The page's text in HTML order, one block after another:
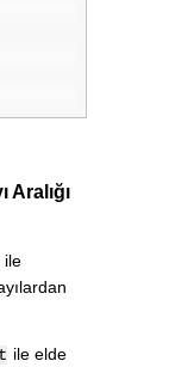
Aralığı
ile
ile elde